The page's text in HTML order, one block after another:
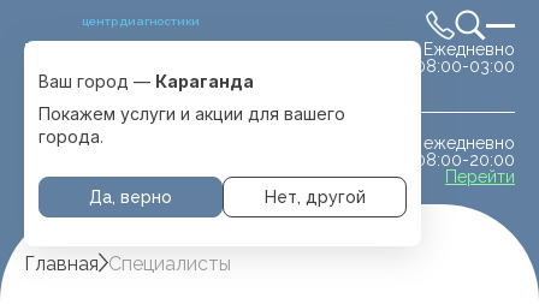
центр диагностики
Выбрать город
с. Отеген батыра
Ежедневно
08:00-03:00
ежедневно
08:00-20:00
Перейти
Ваш город — Караганда
Покажем услуги и акции для вашего
города.
Да, верно Нет, другой
Главная Специалисты